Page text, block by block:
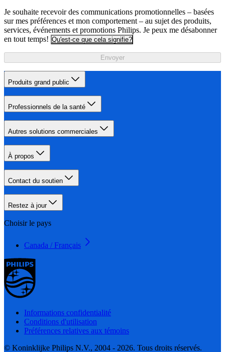
Je souhaite recevoir des communications promotionnelles – basées
sur mes préférences et mon comportement – au sujet des produits,
services, événements et promotions Philips. Je peux me désabonner
en tout temps! Qu'est-ce que cela signifie?
Envoyer
Produits grand public
Professionnels de la santé
Autres solutions commerciales
À propos
Contact du soutien
Restez à jour
Choisir le pays
Canada / Français
Informations confidentialité
Conditions d'utilisation
Préférences relatives aux témoins
© Koninklijke Philips N.V., 2004 - 2026. Tous droits réservés.